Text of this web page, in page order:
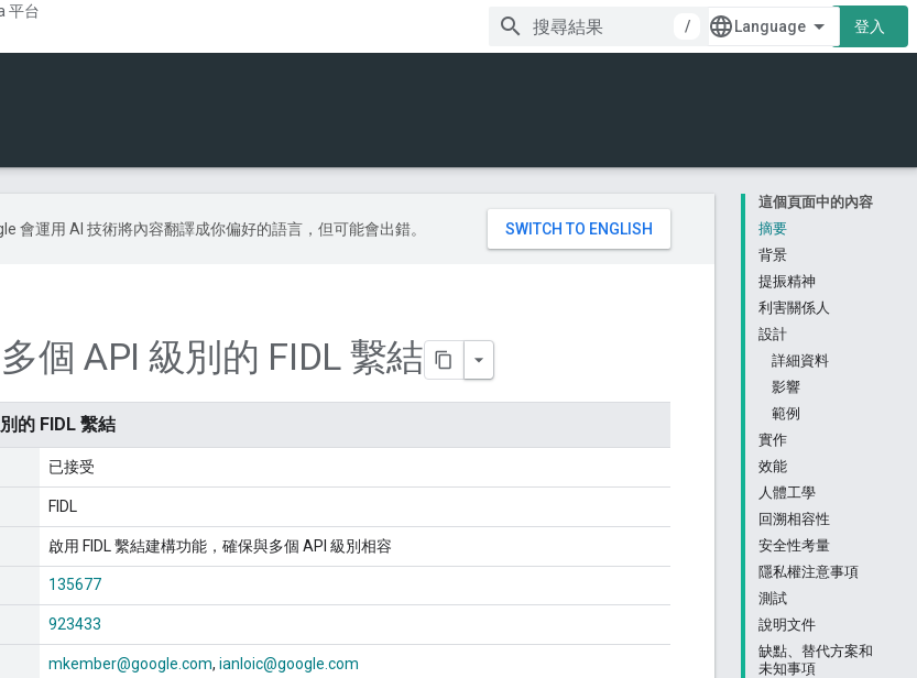
平台
/
登入
這個頁面中的內容
摘要
背景
提振精神
利害關係人
設計
詳細資料
影響
範例
實作
效能
人體工學
回溯相容性
安全性考量
隱私權注意事項
測試
說明文件
缺點、替代方案和
未知事項
會運用 AI 技術將內容翻譯成你偏好的語言，但可能會出錯。
個 API 級別的 FIDL 繫結
的 FIDL 繫結
已接受
FIDL
啟用 FIDL 繫結建構功能，確保與多個 API 級別相容
135677
923433
mkember@google.com ianloic@google.com